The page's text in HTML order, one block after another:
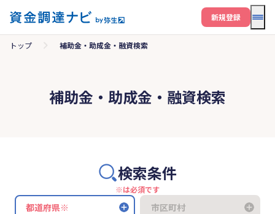
メ
新規登録
トップ 補助金・助成金・融資検索
補助金・助成金・融資検索
検索条件
※は必須です
都道府県※ 市区町村